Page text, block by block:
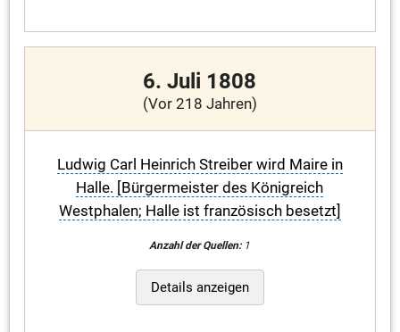
6. Juli 1808
(Vor 218 Jahren)
Ludwig Carl Heinrich Streiber wird Maire in
Halle. [Bürgermeister des Königreich
Westphalen; Halle ist französisch besetzt]
Anzahl der Quellen:1
Details anzeigen